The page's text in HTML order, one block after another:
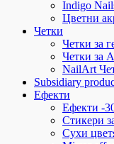
Indigo
Цветни
Четки
Четки за
Четки за
NailArt
Subsidiary
Ефекти
Ефекти -
Стикери
Сухи